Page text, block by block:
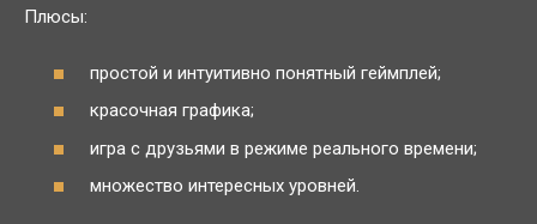
Плюсы:
простой и интуитивно понятный геймплей;
красочная графика;
игра с друзьями в режиме реального времени;
множество интересных уровней.